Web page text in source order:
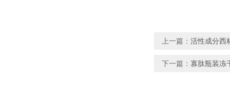
上一篇： 活性成分西
下一篇： 寡肽瓶装冻